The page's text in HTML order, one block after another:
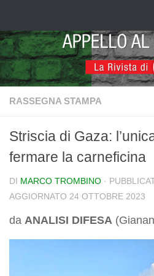
RASSEGNA STAMPA
Striscia di Gaza:
fermare la carneficina
DI MARCO TROMBINO ·
AGGIORNATO 24 OTTOBRE 2023
da ANALISI DIFESA